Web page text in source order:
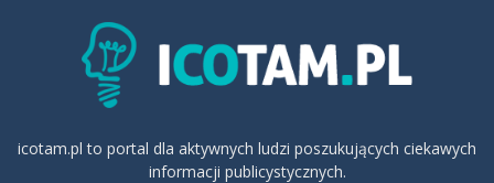
icotam.pl to portal dla aktywnych ludzi poszukujących ciekawych
informacji publicystycznych.